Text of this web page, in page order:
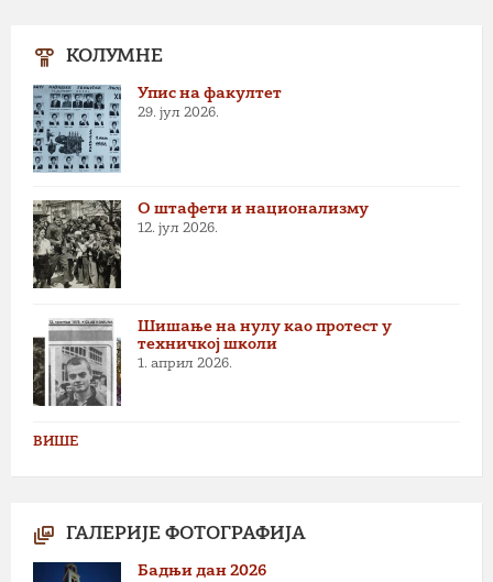
КОЛУМНЕ
Упис на факултет
29. јул 2026.
О штафети и национализму
12. јул 2026.
Шишање на нулу као протест у
техничкој школи
1. април 2026.
ВИШЕ
ГАЛЕРИЈЕ ФОТОГРАФИЈА
Бадњи дан 2026